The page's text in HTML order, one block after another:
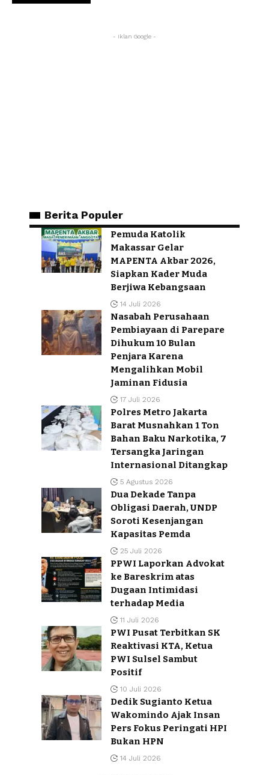
- Iklan Google -
Berita Populer
Pemuda Katolik
Makassar Gelar
MAPENTA Akbar 2026,
Siapkan Kader Muda
Berjiwa Kebangsaan
14 Juli 2026
Nasabah Perusahaan
Pembiayaan di Parepare
Dihukum 10 Bulan
Penjara Karena
Mengalihkan Mobil
Jaminan Fidusia
17 Juli 2026
Polres Metro Jakarta
Barat Musnahkan 1 Ton
Bahan Baku Narkotika, 7
Tersangka Jaringan
Internasional Ditangkap
5 Agustus 2026
Dua Dekade Tanpa
Obligasi Daerah, UNDP
Soroti Kesenjangan
Kapasitas Pemda
25 Juli 2026
PPWI Laporkan Advokat
ke Bareskrim atas
Dugaan Intimidasi
terhadap Media
11 Juli 2026
PWI Pusat Terbitkan SK
Reaktivasi KTA, Ketua
PWI Sulsel Sambut
Positif
10 Juli 2026
Dedik Sugianto Ketua
Wakomindo Ajak Insan
Pers Fokus Peringati HPI
Bukan HPN
14 Juli 2026